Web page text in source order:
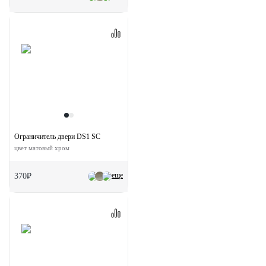
еще
Ограничитель двери DS1 SC
цвет матовый хром
370₽